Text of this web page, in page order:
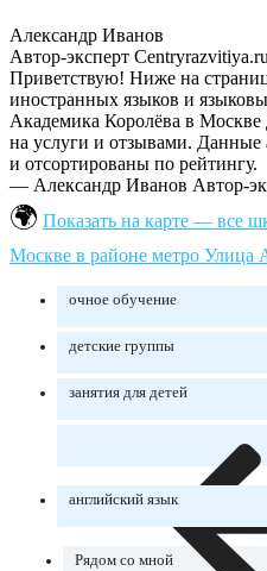
Александр Иванов
Автор-эксперт Centryrazvitiya.ru
Приветствую! Ниже на
иностранных языков и
Академика Королёва в Москве
на услуги и отзывами. Данные
и отсортированы по рейтингу.
— Александр Иванов Автор-
Показать на карте — все
Москве в районе метро Улица
очное обучение
детские группы
занятия для детей
английский язык
Рядом со мной